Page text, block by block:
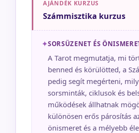
AJÁNDÉK KURZUS
Számmisztika kurzus
✦SORSÜZENET ÉS
A Tarot megmutatja, mi
benned és körülötted, a
pedig segít megérteni,
sorsminták, ciklusok és
működések állhatnak
különösen erős párosítás
önismeret és a mélyebb